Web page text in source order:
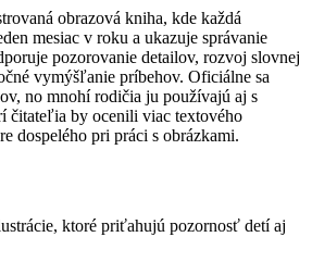
obrazová kniha, kde každá
mesiac v roku a ukazuje správanie
pozorovanie detailov, rozvoj slovnej
vymýšľanie príbehov. Oficiálne sa
no mnohí rodičia ju používajú aj s
čitateľia by ocenili viac textového
dospelého pri práci s obrázkami.
ktoré priťahujú pozornosť detí aj